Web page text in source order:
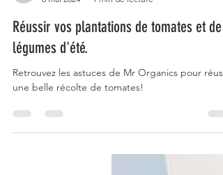
8 mai 2024
1 min de lecture
Réussir vos plantations de tomates et de
légumes d'été.
une belle récolte de tomates!